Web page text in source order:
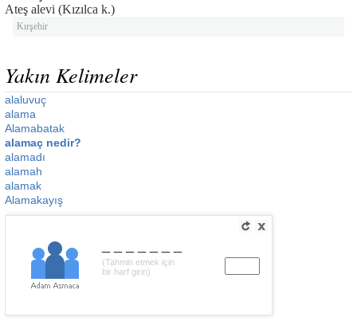
Ateş alevi (Kızılca k.)
Kırşehir
Yakın Kelimeler
alaluvuç
alama
Alamabatak
alamaç nedir?
alamadı
alamah
alamak
Alamakayış
(Tahmin etmek için
bir harf girin)